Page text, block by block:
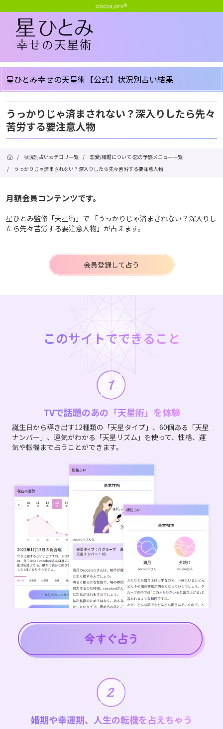
星ひとみ幸せの天星術【公式】状況別占い結果
うっかりじゃ済まされない？深入りしたら先々
苦労する要注意人物
/ 状況別占いカテゴリ一覧 /
恋愛/結婚について-恋の予感メニュー一覧
/
うっかりじゃ済まされない？深入りしたら先々苦労する要注意人物
月額会員コンテンツです。
星ひとみ監修「天星術」で 「うっかりじゃ済まされない？深入りし
たら先々苦労する要注意人物」が占えます。
会員登録して占う
このサイトでできること
TVで話題のあの「天星術」を体験
誕生日から導き出す12種類の「天星タイプ」、60個ある「天星
ナンバー」、運気がわかる「天星リズム」を使って、性格、運
気や転機まで占うことができます。
婚期や幸運期、人生の転機を占えちゃう